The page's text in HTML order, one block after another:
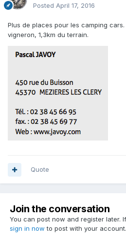
Posted April 17, 2016
Plus de places pour les camping cars.
vigneron, 1,3km du terrain.
Quote
Join the conversation
You can post now and register later.
sign in now to post with your account.